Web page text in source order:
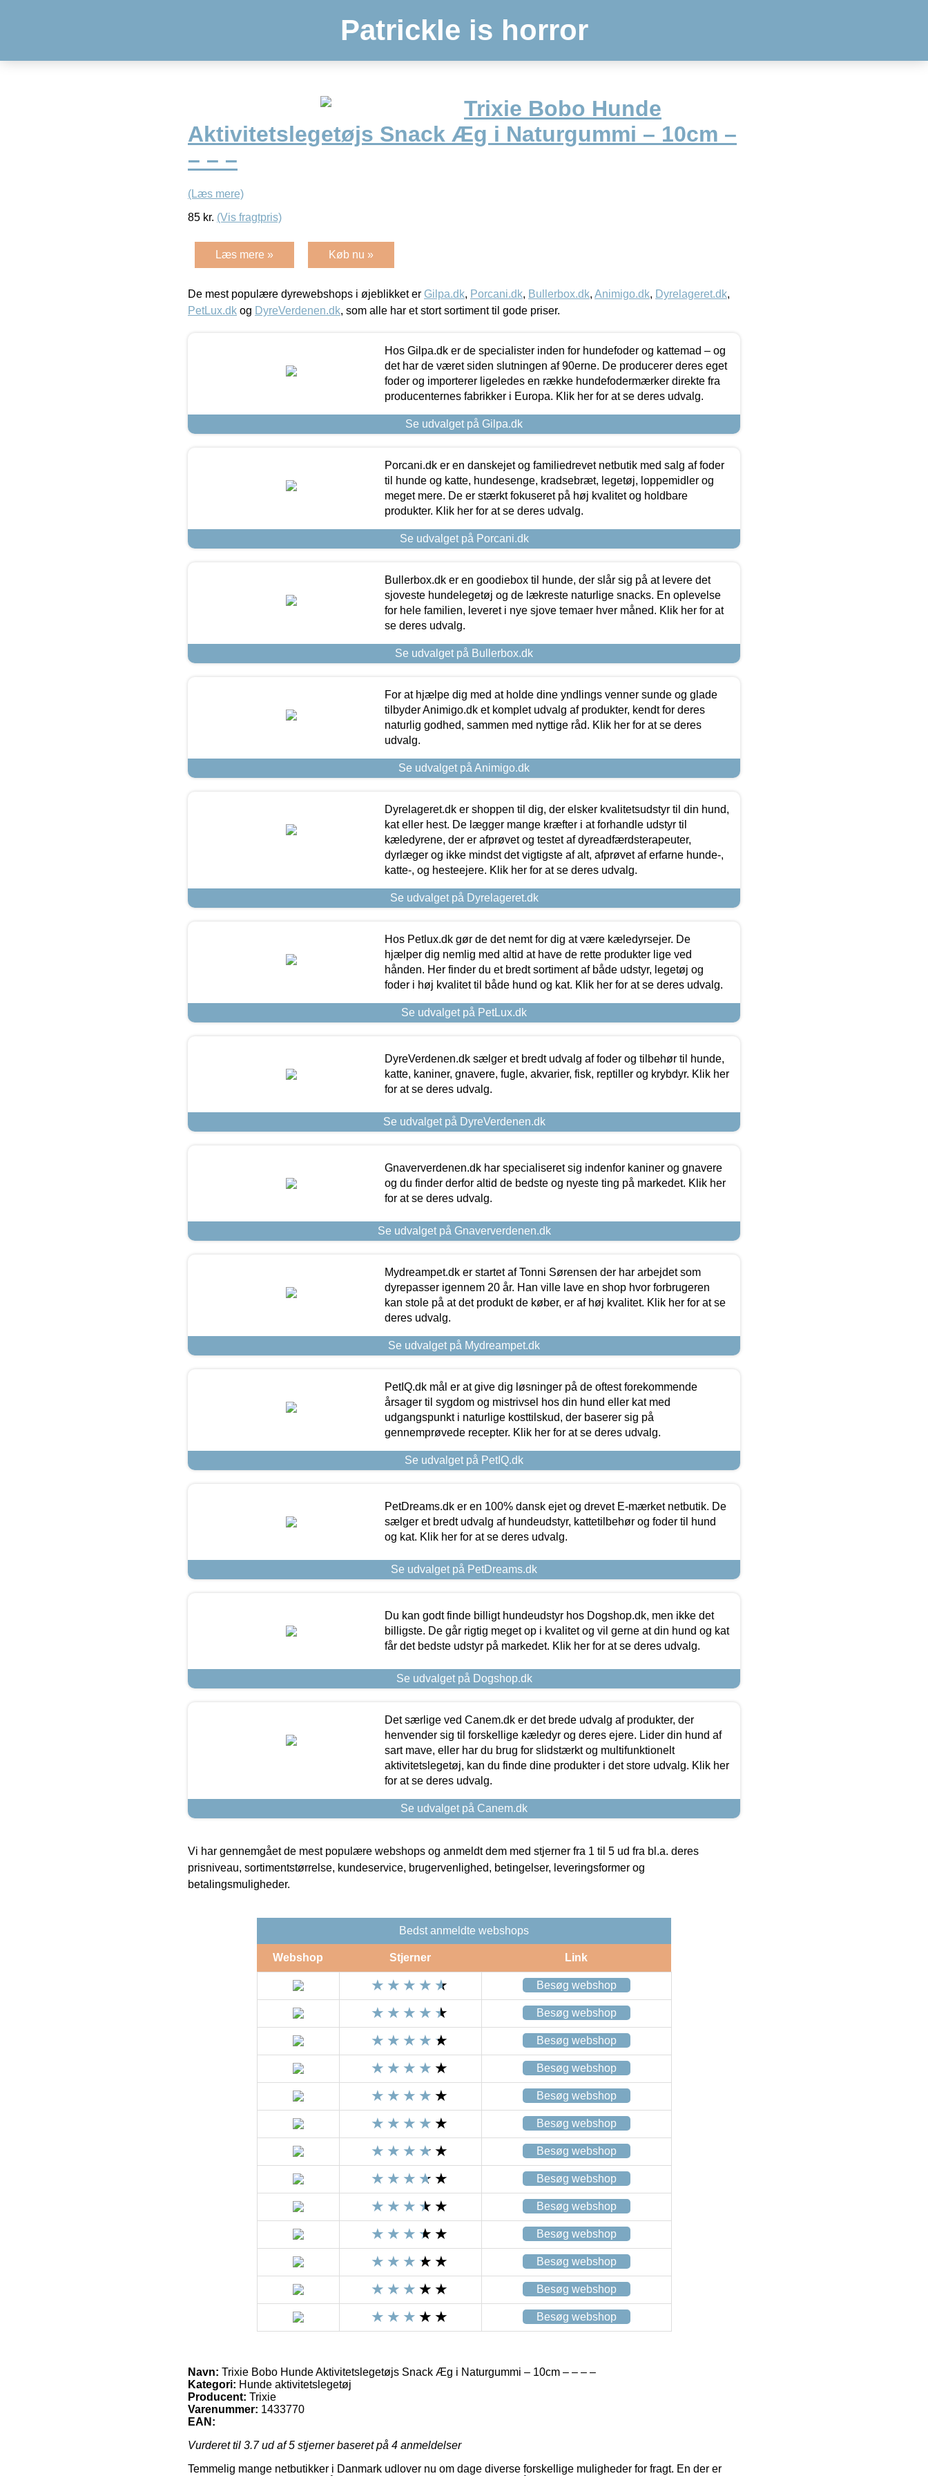
Patrickle is horror
Trixie Bobo Hunde
Aktivitetslegetøjs Snack Æg i Naturgummi – 10cm –
– – –
(Læs mere)
85 kr. (Vis fragtpris)
Læs mere » Køb nu »
De mest populære dyrewebshops i øjeblikket er Gilpa.dk, Porcani.dk, Bullerbox.dk, Animigo.dk, Dyrelageret.dk,
PetLux.dk og DyreVerdenen.dk, som alle har et stort sortiment til gode priser.
Hos Gilpa.dk er de specialister inden for hundefoder og kattemad – og
det har de været siden slutningen af 90erne. De producerer deres eget
foder og importerer ligeledes en række hundefodermærker direkte fra
producenternes fabrikker i Europa. Klik her for at se deres udvalg.
Se udvalget på Gilpa.dk
Porcani.dk er en danskejet og familiedrevet netbutik med salg af foder
til hunde og katte, hundesenge, kradsebræt, legetøj, loppemidler og
meget mere. De er stærkt fokuseret på høj kvalitet og holdbare
produkter. Klik her for at se deres udvalg.
Se udvalget på Porcani.dk
Bullerbox.dk er en goodiebox til hunde, der slår sig på at levere det
sjoveste hundelegetøj og de lækreste naturlige snacks. En oplevelse
for hele familien, leveret i nye sjove temaer hver måned. Klik her for at
se deres udvalg.
Se udvalget på Bullerbox.dk
For at hjælpe dig med at holde dine yndlings venner sunde og glade
tilbyder Animigo.dk et komplet udvalg af produkter, kendt for deres
naturlig godhed, sammen med nyttige råd. Klik her for at se deres
udvalg.
Se udvalget på Animigo.dk
Dyrelageret.dk er shoppen til dig, der elsker kvalitetsudstyr til din hund,
kat eller hest. De lægger mange kræfter i at forhandle udstyr til
kæledyrene, der er afprøvet og testet af dyreadfærdsterapeuter,
dyrlæger og ikke mindst det vigtigste af alt, afprøvet af erfarne hunde-,
katte-, og hesteejere. Klik her for at se deres udvalg.
Se udvalget på Dyrelageret.dk
Hos Petlux.dk gør de det nemt for dig at være kæledyrsejer. De
hjælper dig nemlig med altid at have de rette produkter lige ved
hånden. Her finder du et bredt sortiment af både udstyr, legetøj og
foder i høj kvalitet til både hund og kat. Klik her for at se deres udvalg.
Se udvalget på PetLux.dk
DyreVerdenen.dk sælger et bredt udvalg af foder og tilbehør til hunde,
katte, kaniner, gnavere, fugle, akvarier, fisk, reptiller og krybdyr. Klik her
for at se deres udvalg.
Se udvalget på DyreVerdenen.dk
Gnaververdenen.dk har specialiseret sig indenfor kaniner og gnavere
og du finder derfor altid de bedste og nyeste ting på markedet. Klik her
for at se deres udvalg.
Se udvalget på Gnaververdenen.dk
Mydreampet.dk er startet af Tonni Sørensen der har arbejdet som
dyrepasser igennem 20 år. Han ville lave en shop hvor forbrugeren
kan stole på at det produkt de køber, er af høj kvalitet. Klik her for at se
deres udvalg.
Se udvalget på Mydreampet.dk
PetIQ.dk mål er at give dig løsninger på de oftest forekommende
årsager til sygdom og mistrivsel hos din hund eller kat med
udgangspunkt i naturlige kosttilskud, der baserer sig på
gennemprøvede recepter. Klik her for at se deres udvalg.
Se udvalget på PetIQ.dk
PetDreams.dk er en 100% dansk ejet og drevet E-mærket netbutik. De
sælger et bredt udvalg af hundeudstyr, kattetilbehør og foder til hund
og kat. Klik her for at se deres udvalg.
Se udvalget på PetDreams.dk
Du kan godt finde billigt hundeudstyr hos Dogshop.dk, men ikke det
billigste. De går rigtig meget op i kvalitet og vil gerne at din hund og kat
får det bedste udstyr på markedet. Klik her for at se deres udvalg.
Se udvalget på Dogshop.dk
Det særlige ved Canem.dk er det brede udvalg af produkter, der
henvender sig til forskellige kæledyr og deres ejere. Lider din hund af
sart mave, eller har du brug for slidstærkt og multifunktionelt
aktivitetslegetøj, kan du finde dine produkter i det store udvalg. Klik her
for at se deres udvalg.
Se udvalget på Canem.dk
Vi har gennemgået de mest populære webshops og anmeldt dem med stjerner fra 1 til 5 ud fra bl.a. deres
prisniveau, sortimentstørrelse, kundeservice, brugervenlighed, betingelser, leveringsformer og
betalingsmuligheder.
Bedst anmeldte webshops
Webshop Stjerner Link
Besøg webshop
Besøg webshop
Besøg webshop
Besøg webshop
Besøg webshop
Besøg webshop
Besøg webshop
Besøg webshop
Besøg webshop
Besøg webshop
Besøg webshop
Besøg webshop
Besøg webshop
Navn: Trixie Bobo Hunde Aktivitetslegetøjs Snack Æg i Naturgummi – 10cm – – – –
Kategori: Hunde aktivitetslegetøj
Producent: Trixie
Varenummer: 1433770
EAN:
Vurderet til 3.7ud af 5 stjerner baseret på 4 anmeldelser
Temmelig mange netbutikker i Danmark udlover nu om dage diverse forskellige muligheder for fragt. En der er